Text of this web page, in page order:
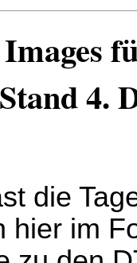
4.
die
hier im